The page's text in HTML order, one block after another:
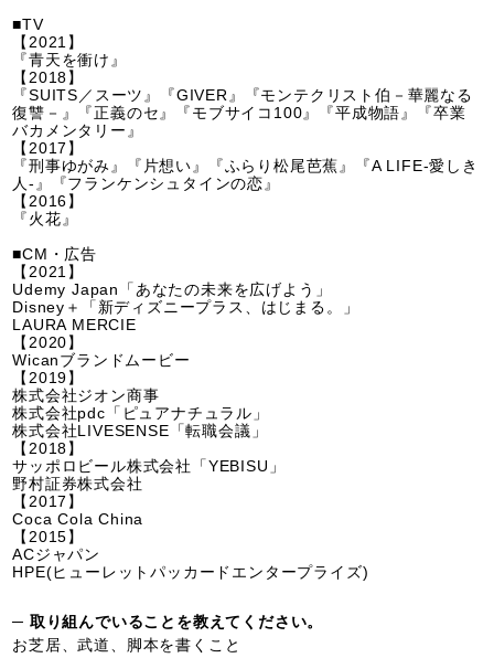
■TV
【2021】
『青天を衝け』
【2018】
『SUITS／スーツ』『GIVER』『モンテクリスト伯－華麗なる
復讐－』『正義のセ』『モブサイコ100』『平成物語』『卒業
バカメンタリー』
【2017】
『刑事ゆがみ』『片想い』『ふらり松尾芭蕉』『A LIFE‐愛しき
人‐』『フランケンシュタインの恋』
【2016】
『火花』
■CM・広告
【2021】
Udemy Japan「あなたの未来を広げよう」
Disney＋「新ディズニープラス、はじまる。」
LAURA MERCIE
【2020】
Wicanブランドムービー
【2019】
株式会社ジオン商事
株式会社pdc「ピュアナチュラル」
株式会社LIVESENSE「転職会議」
【2018】
サッポロビール株式会社「YEBISU」
野村証券株式会社
【2017】
Coca Cola China
【2015】
ACジャパン
HPE(ヒューレットパッカードエンタープライズ)
─ 取り組んでいることを教えてください。
お芝居、武道、脚本を書くこと